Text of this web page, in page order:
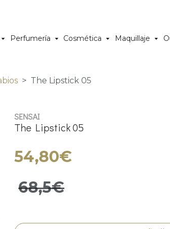
Perfumería Cosmética Maquillaje
The Lipstick 05
SENSAI
The Lipstick 05
54,80€
68,5€